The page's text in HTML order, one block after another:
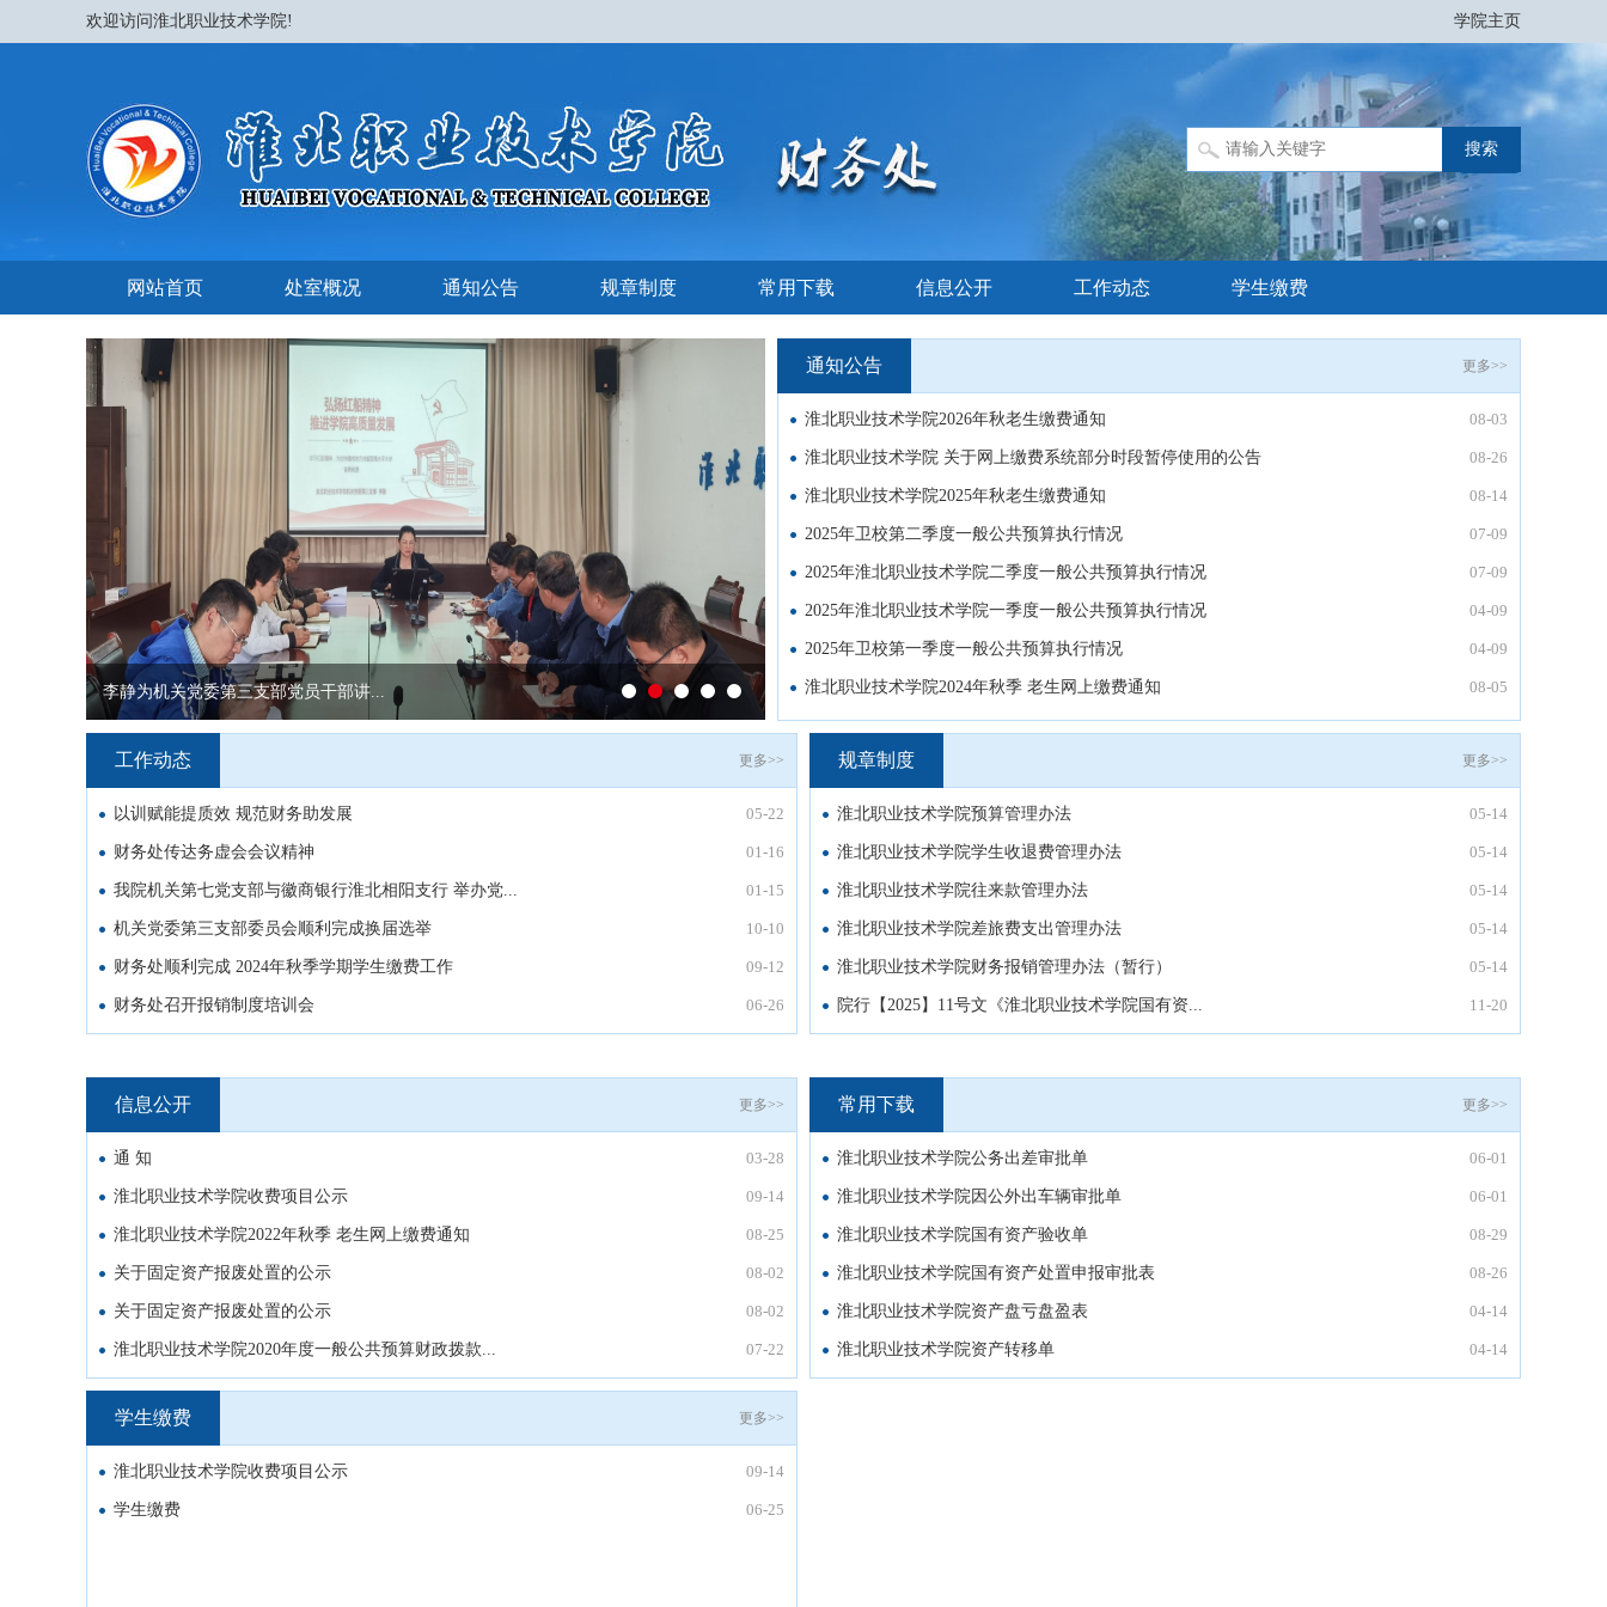
学院主页
欢迎访问淮北职业技术学院!
网站首页 处室概况 通知公告 规章制度 常用下载 信息公开 工作动态 学生缴费
李静为机关党委第三支部党员干部讲...
通知公告 更多>>
08-03
淮北职业技术学院2026年秋老生缴费通知
08-26
淮北职业技术学院 关于网上缴费系统部分时段暂停使用的公告
08-14
淮北职业技术学院2025年秋老生缴费通知
07-09
2025年卫校第二季度一般公共预算执行情况
07-09
2025年淮北职业技术学院二季度一般公共预算执行情况
04-09
2025年淮北职业技术学院一季度一般公共预算执行情况
04-09
2025年卫校第一季度一般公共预算执行情况
08-05
淮北职业技术学院2024年秋季 老生网上缴费通知
工作动态 更多>>
05-22
以训赋能提质效 规范财务助发展
01-16
财务处传达务虚会会议精神
01-15
我院机关第七党支部与徽商银行淮北相阳支行 举办党...
10-10
机关党委第三支部委员会顺利完成换届选举
09-12
财务处顺利完成 ​2024年秋季学期学生缴费工作
06-26
财务处召开报销制度培训会
规章制度 更多>>
05-14
淮北职业技术学院预算管理办法
05-14
淮北职业技术学院学生收退费管理办法
05-14
淮北职业技术学院往来款管理办法
05-14
淮北职业技术学院差旅费支出管理办法
05-14
淮北职业技术学院财务报销管理办法（暂行）
11-20
院行【2025】11号文《淮北职业技术学院国有资...
信息公开 更多>>
03-28
通 知
09-14
淮北职业技术学院收费项目公示
08-25
淮北职业技术学院2022年秋季 老生网上缴费通知
08-02
关于固定资产报废处置的公示
08-02
关于固定资产报废处置的公示
07-22
淮北职业技术学院2020年度一般公共预算财政拨款...
常用下载 更多>>
06-01
淮北职业技术学院公务出差审批单
06-01
淮北职业技术学院因公外出车辆审批单
08-29
淮北职业技术学院国有资产验收单
08-26
淮北职业技术学院国有资产处置申报审批表
04-14
淮北职业技术学院资产盘亏盘盈表
04-14
淮北职业技术学院资产转移单
学生缴费 更多>>
09-14
淮北职业技术学院收费项目公示
06-25
学生缴费